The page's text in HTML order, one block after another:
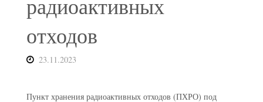
радиоактивных
отходов
23.11.2023
Пункт хранения радиоактивных отходов (ПХРО) под